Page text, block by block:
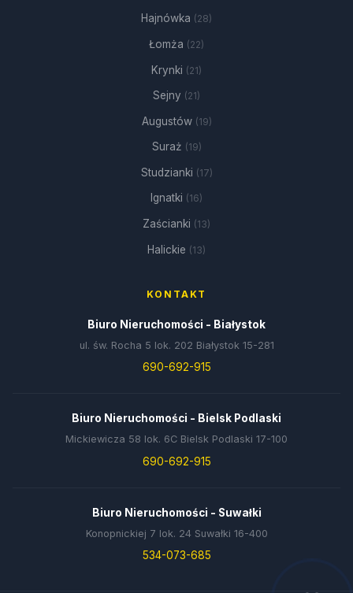
Hajnówka (28)
Łomża (22)
Krynki (21)
Sejny (21)
Augustów (19)
Suraż (19)
Studzianki (17)
Ignatki (16)
Zaścianki (13)
Halickie (13)
KONTAKT
Biuro Nieruchomości - Białystok
ul. św. Rocha 5 lok. 202 Białystok 15-281
690-692-915
Biuro Nieruchomości - Bielsk Podlaski
Mickiewicza 58 lok. 6C Bielsk Podlaski 17-100
690-692-915
Biuro Nieruchomości - Suwałki
Konopnickiej 7 lok. 24 Suwałki 16-400
534-073-685